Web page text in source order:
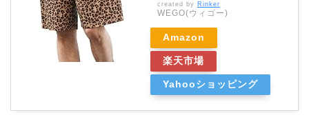
created by Rinker
WEGO(ウィゴー)
Amazon
楽天市場
Yahooショッピング